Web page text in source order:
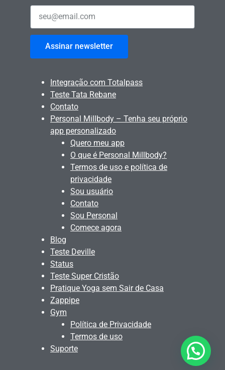
Assinar newsletter
Integração com Totalpass
Teste Tata Rebane
Contato
Personal Millbody – Tenha seu próprio
app personalizado
Quero meu app
O que é Personal Millbody?
Termos de uso e política de
privacidade
Sou usuário
Contato
Sou Personal
Comece agora
Blog
Teste Deville
Status
Teste Super Cristão
Pratique Yoga sem Sair de Casa
Zappipe
Gym
Política de Privacidade
Termos de uso
Suporte